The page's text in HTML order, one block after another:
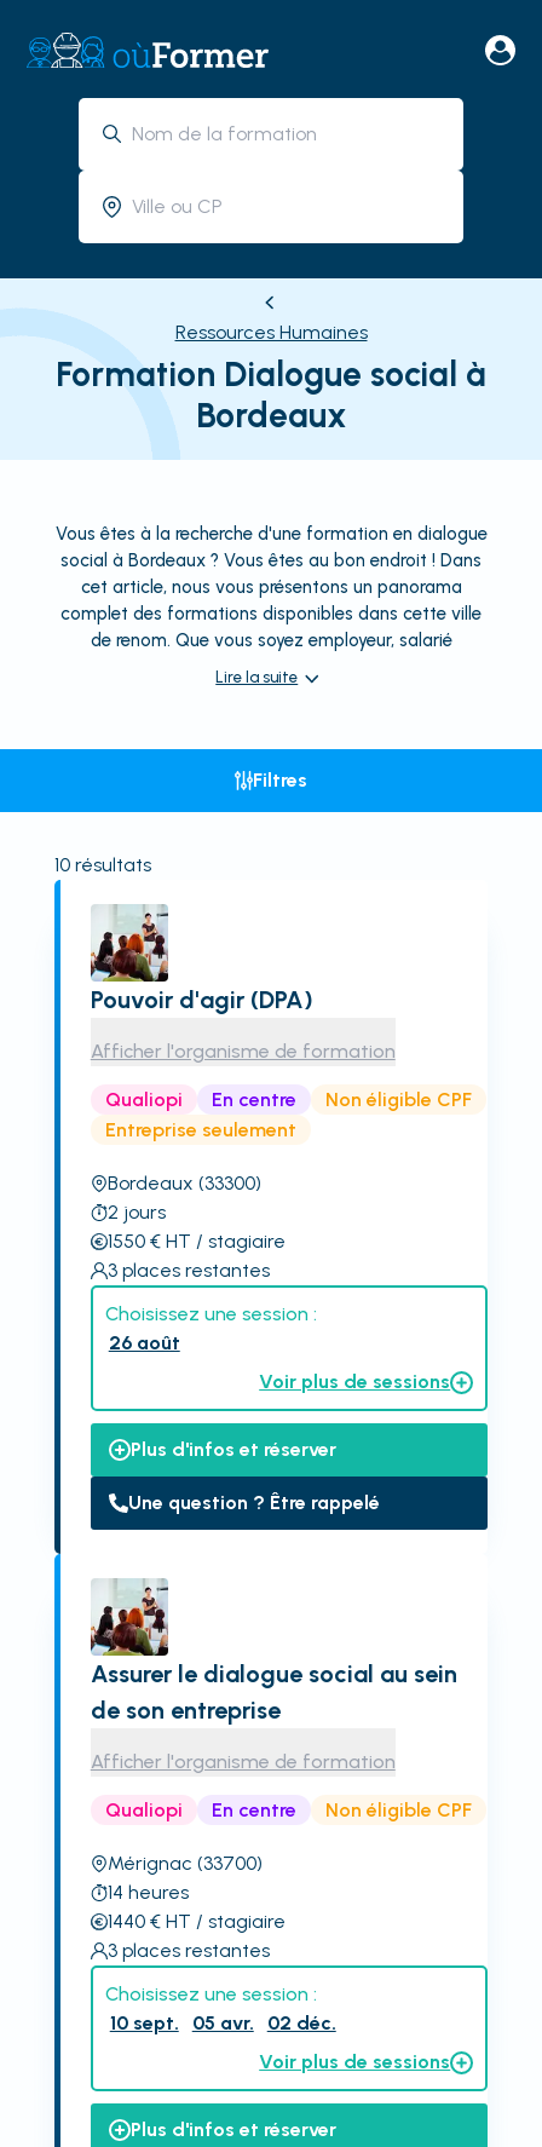
Ressources Humaines
Formation Dialogue social à
Bordeaux
Vous êtes à la recherche d'une formation en dialogue
social à Bordeaux ? Vous êtes au bon endroit ! Dans
cet article, nous vous présentons un panorama
complet des formations disponibles dans cette ville
de renom. Que vous soyez employeur, salarié
Lire la suite
Filtres
10résultats
Pouvoir d'agir (DPA)
Afficher l'organisme de formation
Qualiopi En centre
Non éligible CPF
Entreprise seulement
Bordeaux (33300)
2 jours
1550€ HT / stagiaire
3 places restantes
Choisissez une session :
26 août
Voir plus de sessions
Plus d'infos et réserver
Une question ? Être rappelé
Assurer le dialogue social au sein
de son entreprise
Afficher l'organisme de formation
Qualiopi En centre Non éligible CPF
Mérignac (33700)
14 heures
1440€ HT / stagiaire
3 places restantes
Choisissez une session :
10 sept.
05 avr.
02 déc.
Voir plus de sessions
Plus d'infos et réserver